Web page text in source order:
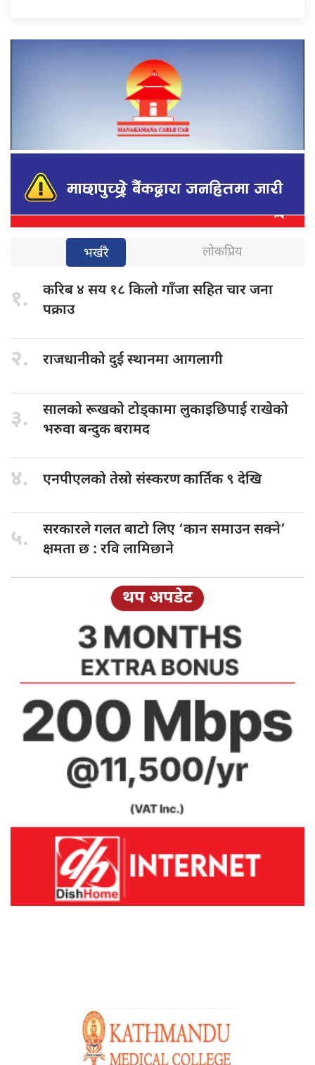
भर्खरै लोकप्रिय
१. करिब ४ सय १८ किलो गाँजा सहित चार जना
पक्राउ
२. राजधानीको दुईस्थानमा आगलागी
३. सालको रूखकोटोड्कामा लुकाइछिपाई राखेको
भरुवा बन्दुक बरामद
४. एनपीएलको तेस्रोसंस्करण कार्तिक ९ देखि
५. सरकारले गलतबाटो लिए ‘कान समाउन सक्ने’
क्षमता छ : रवि लामिछाने
थप अपडेट